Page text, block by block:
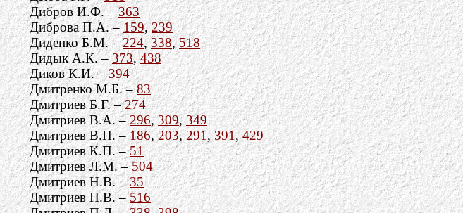
Дибров И.Ф. –363
Диброва П.А. –159,239
Диденко Б.М. –224,338,518
Дидык А.К. –373,438
Диков К.И. –394
Дмитренко М.Б. –83
Дмитриев Б.Г. –274
Дмитриев В.А. –296,309,349
Дмитриев В.П. –186,203,291,391,429
Дмитриев К.П. –51
Дмитриев Л.М. –504
Дмитриев Н.В. –35
Дмитриев П.В. –516